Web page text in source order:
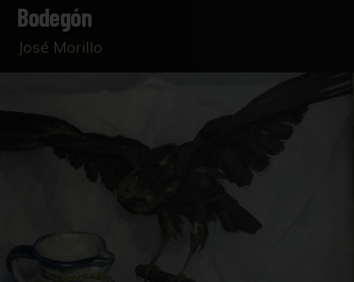
Bodegón
José Morillo